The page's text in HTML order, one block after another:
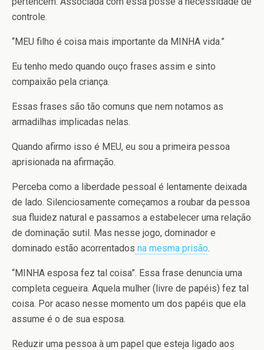
controle.
“MEU filho é coisa mais importante da MINHA vida.”
Eu tenho medo quando ouço frases assim e sinto
compaixão pela criança.
Essas frases são tão comuns que nem notamos as
armadilhas implicadas nelas.
Quando afirmo isso é MEU, eu sou a primeira pessoa
aprisionada na afirmação.
Perceba como a liberdade pessoal é lentamente deixada
de lado. Silenciosamente começamos a roubar da pessoa
sua fluidez natural e passamos a estabelecer uma relação
de dominação sutil. Mas nesse jogo, dominador e
dominado estão acorrentados na mesma prisão.
“MINHA esposa fez tal coisa”. Essa frase denuncia uma
completa cegueira. Aquela mulher (livre de papéis) fez tal
coisa. Por acaso nesse momento um dos papéis que ela
assume é o de sua esposa.
Reduzir uma pessoa à um papel que esteja ligado aos